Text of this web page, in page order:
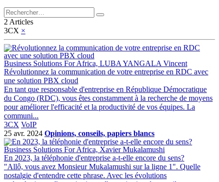
2 Articles
3CX ×
Business Solutions For Africa, LUBA YANGALA Vincent
Révolutionnez la communication de votre entreprise en RDC avec
une solution PBX cloud
En tant que responsable d'entreprise en République Démocratique
du Congo (RDC), vous êtes constamment à la recherche de moyens
pour améliorer l'efficacité et la productivité de vos équipes. La
communi...
3CX VoIP
25 avr. 2024 Opinions, conseils, papiers blancs
Business Solutions For Africa, Xavier Mukalamushi
En 2023, la téléphonie d'entreprise a-t-elle encore du sens?
"Allô, vous avez Monsieur Mukalamushi sur la ligne 1". Quelle
nostalgie d'entendre cette phrase. Avec les évolutions